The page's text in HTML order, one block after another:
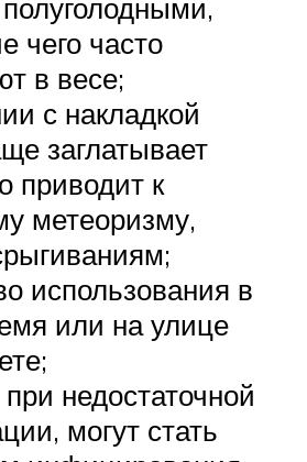
чего часто
в весе;
с накладкой
заглатывает
приводит к
метеоризму,
использования в
или на улице
недостаточной
могут стать